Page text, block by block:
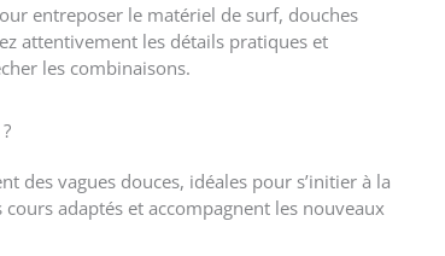
entreposer le matériel de surf, douches
attentivement les détails pratiques et
les combinaisons.
des vagues douces, idéales pour s’initier à la
adaptés et accompagnent les nouveaux